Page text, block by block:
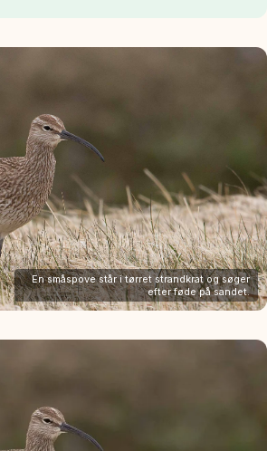
En småspove står i tørret strandkrat og søger
efter føde på sandet.